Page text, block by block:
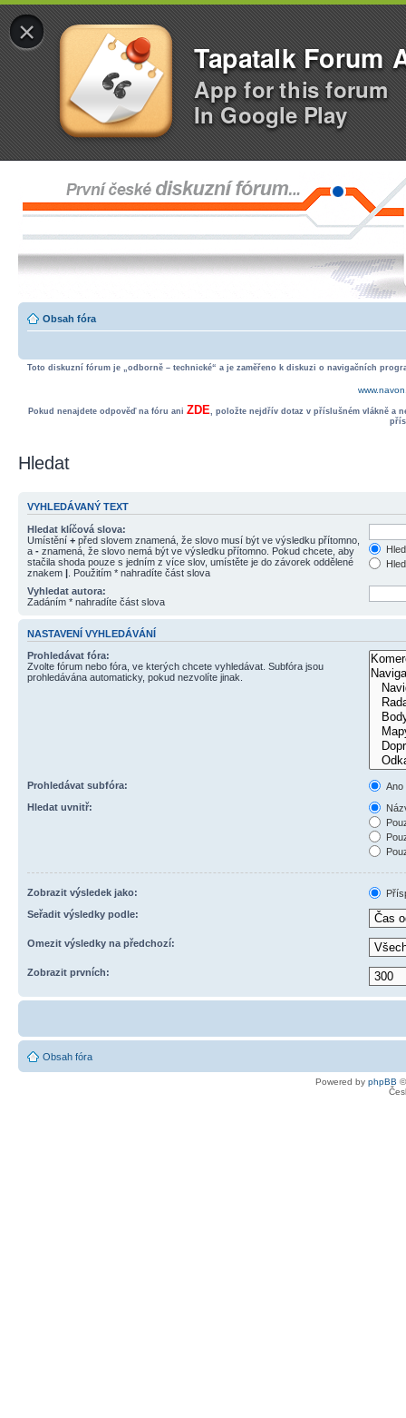
×
Tapatalk Forum
App for this forum
In Google Play
Obsah fóra
Toto diskuzní fórum je „odborně – technické“ a je zaměřeno k diskuzi o navigačních
Pokud nenajdete odpověď na fóru ani ZDE, položte nejdřív dotaz v příslušném vlákně a
Hledat
VYHLEDÁVANÝ TEXT
Hledat klíčová slova:
Umístění + před slovem znamená, že slovo musí být ve výsledku přítomno,
a - znamená, že slovo nemá být ve výsledku přítomno. Pokud chcete, aby
stačila shoda pouze s jedním z více slov, umístěte je do závorek oddělené
znakem | . Použitím * nahradíte část slova
Vyhledat autora:
Zadáním * nahradíte část slova
NASTAVENÍ VYHLEDÁVÁNÍ
Prohledávat fóra:
Zvolte fórum nebo fóra, ve kterých chcete vyhledávat. Subfóra jsou
prohledávána automaticky, pokud nezvolíte jinak.
Prohledávat subfóra:
Ano
Hledat uvnitř:
Zobrazit výsledek jako:
Seřadit výsledky podle:
Omezit výsledky na předchozí:
Zobrazit prvních:
Obsah fóra
Powered by phpBB